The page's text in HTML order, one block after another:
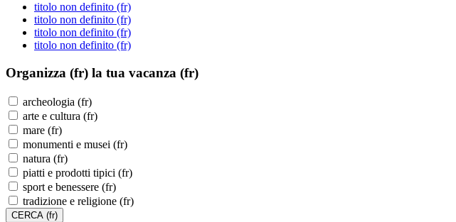
titolo non definito (fr)
titolo non definito (fr)
titolo non definito (fr)
titolo non definito (fr)
Organizza (fr) la tua vacanza (fr)
archeologia (fr)
arte e cultura (fr)
mare (fr)
monumenti e musei (fr)
natura (fr)
piatti e prodotti tipici (fr)
sport e benessere (fr)
tradizione e religione (fr)